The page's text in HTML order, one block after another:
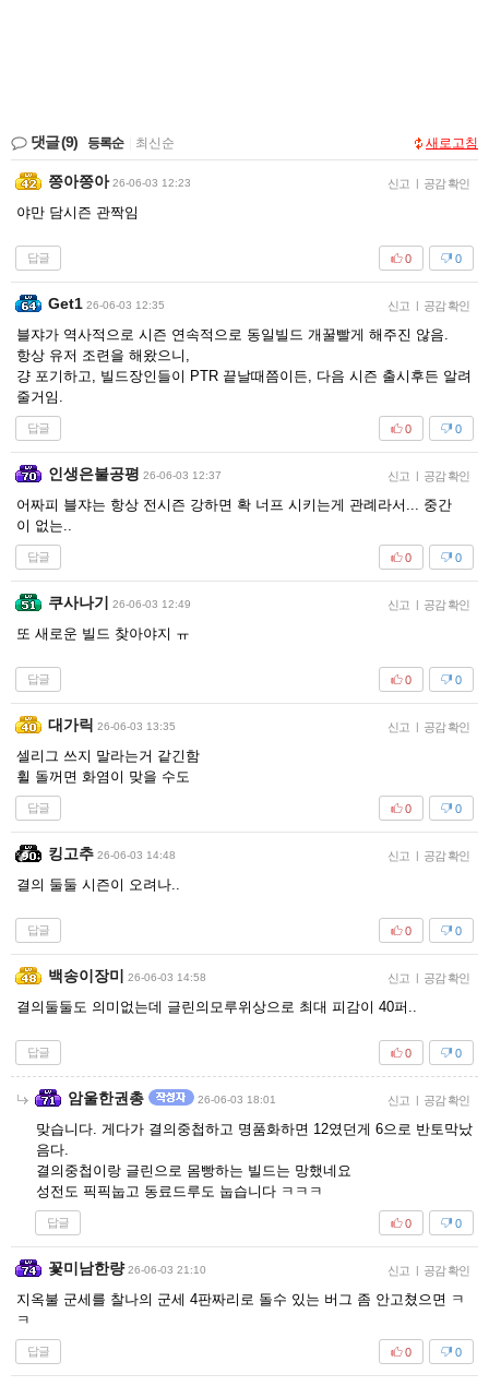
댓글(9) 등록순 최신순 새로고침
쯩아쯩아 26-06-03 12:23 신고 | 공감 확인
야만 담시즌 관짝임
답글 0
0
Get1 26-06-03 12:35 신고 | 공감 확인
블쟈가 역사적으로 시즌 연속적으로 동일빌드 개꿀빨게 해주진 않음.
항상 유저 조련을 해왔으니,
걍 포기하고, 빌드장인들이 PTR 끝날때쯤이든, 다음 시즌 출시후든 알려
줄거임.
답글 0
0
인생은불공평 26-06-03 12:37 신고 | 공감 확인
어짜피 블쟈는 항상 전시즌 강하면 확 너프 시키는게 관례라서... 중간
이 없는..
답글 0
0
쿠사나기 26-06-03 12:49 신고 | 공감 확인
또 새로운 빌드 찾아야지 ㅠ
답글 0
0
대가릭 26-06-03 13:35 신고 | 공감 확인
셀리그 쓰지 말라는거 같긴함
휠 돌꺼면 화염이 맞을 수도
답글 0
0
킹고추 26-06-03 14:48 신고 | 공감 확인
결의 둘둘 시즌이 오려나..
답글 0
0
백송이장미 26-06-03 14:58 신고 | 공감 확인
결의둘둘도 의미없는데 글린의모루위상으로 최대 피감이 40퍼..
답글 0
0
암울한권총 26-06-03 18:01 신고 | 공감 확인
맞습니다. 게다가 결의중첩하고 명품화하면 12였던게 6으로 반토막났
음다.
결의중첩이랑 글린으로 몸빵하는 빌드는 망했네요
성전도 픽픽눕고 동료드루도 눕습니다 ㅋㅋㅋ
답글 0
0
꽃미남한량 26-06-03 21:10 신고 | 공감 확인
지옥불 군세를 찰나의 군세 4판짜리로 돌수 있는 버그 좀 안고쳤으면 ㅋ
ㅋ
답글 0
0